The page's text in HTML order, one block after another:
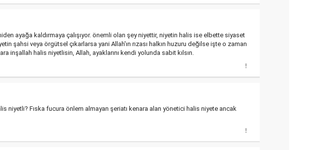
ayağa kaldırmaya çalışıyor. önemli olan şey niyettir, niyetin halis ise elbette siyaset
şahsi veya örgütsel çıkarlarsa yani Allah'ın rızası halkın huzuru değilse işte o zaman
inşallah halis niyetlisin, Allah, ayaklarını kendi yolunda sabit kılsın.
niyetli? Fıska fucura önlem almayan şeriatı kenara alan yönetici halis niyete ancak